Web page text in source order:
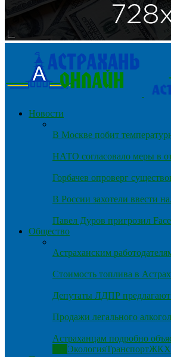
Новости
В Москве побит
НАТО согласовало меры в
Горбачев опроверг
В России захотели ввести
Павел Дуров пригрозил
Общество
Астраханским
Стоимость топлива в
Депутаты ЛДПР предлагают
Продажи легального
Астраханцам подробно
ЭкологияТранспортЖКХ